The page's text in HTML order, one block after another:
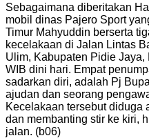
Sebagaimana diberitakan
mobil dinas Pajero Sport
Timur Mahyuddin berserta
kecelakaan di Jalan Lintas
Ulim, Kabupaten Pidie
WIB dini hari. Empat
sadarkan diri, adalah Pj
ajudan dan seorang
Kecelakaan tersebut diduga
dan membanting stir ke kiri,
jalan. (b06)